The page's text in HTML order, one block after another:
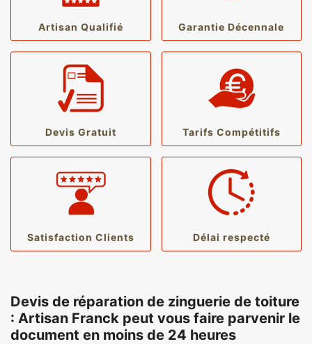
Artisan Qualifié Garantie Décennale
Devis Gratuit Tarifs Compétitifs
Satisfaction Clients Délai respecté
Devis de réparation de zinguerie de toiture
: Artisan Franck peut vous faire parvenir le
document en moins de 24 heures